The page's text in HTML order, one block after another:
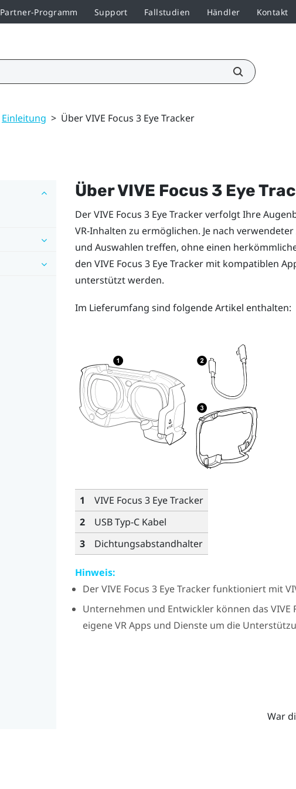
Partner-Programm Support Fallstudien Händler Kontakt
Einleitung > Über VIVE Focus 3 Eye Tracker
ÜberVIVE Focus 3 Eye
DerVIVE Focus 3 Eye Trackerverfolgt Ihre
VR-Inhalten zu ermöglichen. Je nach
und Auswahlen treffen, ohne einen
den VIVE Focus 3 Eye Trackermit kompatiblen
unterstützt werden.
Im Lieferumfang sind folgende Artikel enthalten:
1
VIVE Focus 3 Eye Tracker
2
USB Typ-CKabel
3
Dichtungsabstandhalter
Hinweis:
DerVIVE Focus 3 Eye Trackerfunktioniert mit
Unternehmen und Entwickler können das VIVE
eigene VR Apps und Dienste um die
War